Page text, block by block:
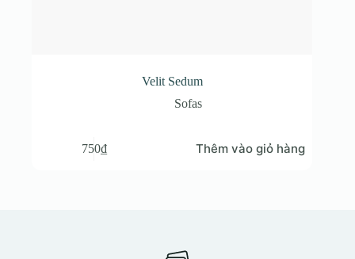
Velit Sedum
Sofas
750₫ Thêm vào giỏ hàng